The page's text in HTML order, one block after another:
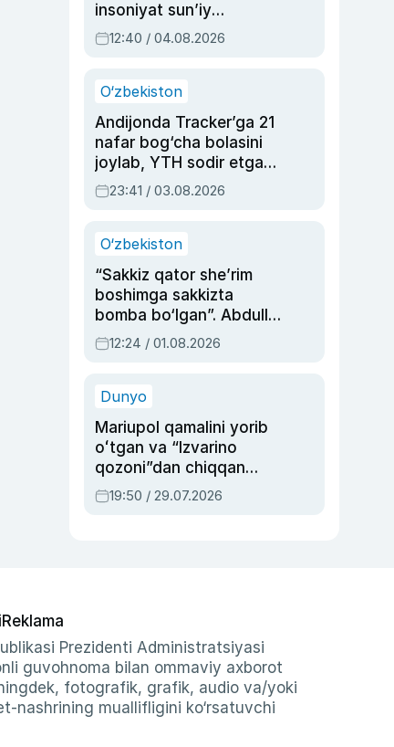
insoniyat sun’iy
intellektni boshqara
olmay qolishidan xavotir
12:40 / 04.08.2026
O‘zbekiston
Andijonda Tracker’ga 21
nafar bog‘cha bolasini
joylab, YTH sodir etgan
ayolga sud hukmi o‘qildi
23:41 / 03.08.2026
O‘zbekiston
“Sakkiz qator she’rim
boshimga sakkizta
bomba bo‘lgan”. Abdulla
Oripovni siyosiy
ayblovlardan asrab
12:24 / 01.08.2026
Dunyo
Mariupol qamalini yorib
oʻtgan va “Izvarino
qozoni”dan chiqqan
qahramon — Ukraina
armiyasi bosh
19:50 / 29.07.2026
Reklama
Prezidenti Administratsiyasi
guvohnoma bilan ommaviy axborot
fotografik, grafik, audio va/yoki
nashrining muallifligini ko‘rsatuvchi